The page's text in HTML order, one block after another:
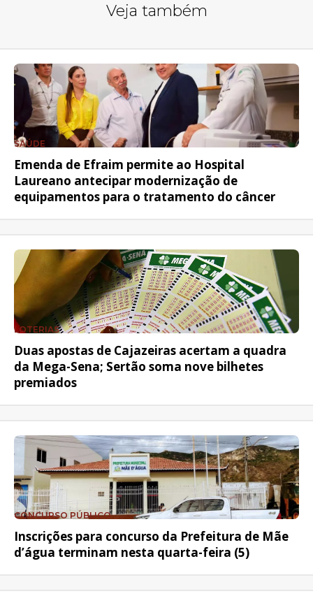
Veja também
SAÚDE
Emenda de Efraim permite ao Hospital
Laureano antecipar modernização de
equipamentos para o tratamento do câncer
LOTERIAS
Duas apostas de Cajazeiras acertam a quadra
da Mega-Sena; Sertão soma nove bilhetes
premiados
CONCURSO PÚBLICO
Inscrições para concurso da Prefeitura de Mãe
d’água terminam nesta quarta-feira (5)